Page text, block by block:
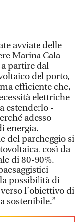
avviate delle
Marina Cala
partire dal
del porto,
efficiente che,
elettriche
estenderlo -
adesso
energia.
del parcheggio si
così da
di 80-90%.
possibilità di
l’obiettivo di
sostenibile.”